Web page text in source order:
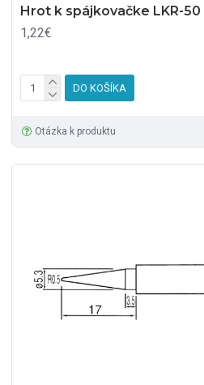
Hrot k spájkovačke LKR-50
1,22€
DO KOŠÍKA
Otázka k produktu